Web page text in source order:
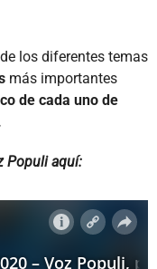
los diferentes temas
más importantes
de cada uno de
Populi aquí: